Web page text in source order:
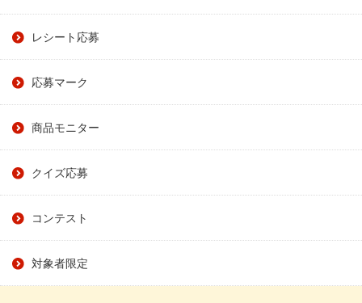
レシート応募
応募マーク
商品モニター
クイズ応募
コンテスト
対象者限定